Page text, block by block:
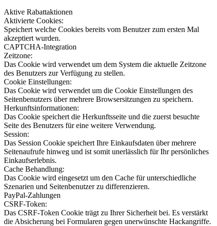
Aktive Rabattaktionen
Aktivierte Cookies:
Speichert welche Cookies bereits vom Benutzer zum ersten Mal
akzeptiert wurden.
CAPTCHA-Integration
Zeitzone:
Das Cookie wird verwendet um dem System die aktuelle Zeitzone
des Benutzers zur Verfügung zu stellen.
Cookie Einstellungen:
Das Cookie wird verwendet um die Cookie Einstellungen des
Seitenbenutzers über mehrere Browsersitzungen zu speichern.
Herkunftsinformationen:
Das Cookie speichert die Herkunftsseite und die zuerst besuchte
Seite des Benutzers für eine weitere Verwendung.
Session:
Das Session Cookie speichert Ihre Einkaufsdaten über mehrere
Seitenaufrufe hinweg und ist somit unerlässlich für Ihr persönliches
Einkaufserlebnis.
Cache Behandlung:
Das Cookie wird eingesetzt um den Cache für unterschiedliche
Szenarien und Seitenbenutzer zu differenzieren.
PayPal-Zahlungen
CSRF-Token:
Das CSRF-Token Cookie trägt zu Ihrer Sicherheit bei. Es verstärkt
die Absicherung bei Formularen gegen unerwünschte Hackangriffe.